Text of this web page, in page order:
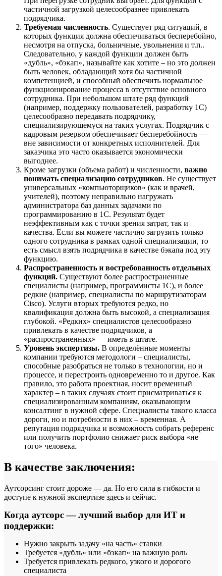
частичной загрузкой целесообразнее привлекать
подрядчика.
Требуемая численность. Существует ряд ситуаций, в
которых функция должна обеспечиваться бесперебойно,
несмотря на отпуска, больничные, увольнения и т.п..
Следовательно, у каждой функции должен быть
«дубль», «бэкап», называйте как хотите – но это должен
быть человек, обладающий хотя бы частичной
компетенцией, и способный обеспечить нормальное
функционирование процесса в отсутствие основного
сотрудника. При небольшом штате ряд функций
(например, поддержку пользователей, разработку 1С)
целесообразно передавать подрядчику,
специализирующемуся на таких услугах. Подрядчик с
кадровым резервом обеспечивает бесперебойность —
вне зависимости от конкретных исполнителей. Для
заказчика это часто оказывается экономически
выгоднее.
Кроме загрузки (объема работ) и численности, важно
понимать специализацию сотрудников. Не существует
универсальных «компьюторщиков» (как и врачей,
учителей), поэтому неправильно нагружать
администратора баз данных задачами по
программированию в 1С. Результат будет
неэффективным как с точки зрения затрат, так и
качества. Если вы можете частично загрузить только
одного сотрудника в рамках одной специализации, то
есть смысл взять подрядчика в качестве бэкапа под эту
функцию.
Распространенность и востребованность отдельных
функций. Существуют более распространенные
специалисты (например, программисты 1С), и более
редкие (например, специалисты по маршрутизаторам
Cisco). Услуги вторых требуются редко, но
квалификация должна быть высокой, а специализация
глубокой. «Редких» специалистов целесообразно
привлекать в качестве подрядчиков, а
«распространенных» — иметь в штате.
Уровень экспертизы. В определённые моменты
компании требуются методологи – специалисты,
способные разобраться не только в технологии, но и
процессе, и перестроить одновременно то и другое. Как
правило, это работа проектная, носит временный
характер – в таких случаях стоит присматриваться к
специализированным компаниям, оказывающим
консалтинг в нужной сфере. Специалисты такого класса
дороги, но и потребности в них – временная. А
репутация подрядчика и возможность собрать референс
или получить портфолио снижает риск выбора «не
того» человека.
В качестве заключения:
Аутсорсинг стоит дороже — да. Но его сила в гибкости и
доступе к нужной экспертизе здесь и сейчас.
Когда аутсорс — лучший выбор для ИТ и
поддержки:
Нужно закрыть задачу «на часть» ставки
Требуется «дубль» или «бэкап» на важную роль
Требуется привлекать редкого, узкого и дорогого
специалиста